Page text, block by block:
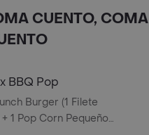
CUENTO, COMA
BBQ Pop
Burger (1 Filete
1 Pop Corn Pequeño